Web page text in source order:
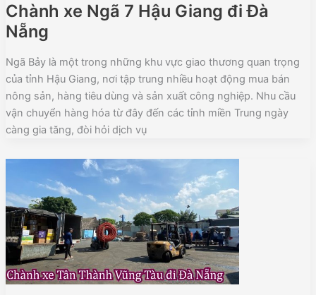
Chành xe Ngã 7 Hậu Giang đi Đà
Nẵng
Ngã Bảy là một trong những khu vực giao thương quan trọng
của tỉnh Hậu Giang, nơi tập trung nhiều hoạt động mua bán
nông sản, hàng tiêu dùng và sản xuất công nghiệp. Nhu cầu
vận chuyển hàng hóa từ đây đến các tỉnh miền Trung ngày
càng gia tăng, đòi hỏi dịch vụ